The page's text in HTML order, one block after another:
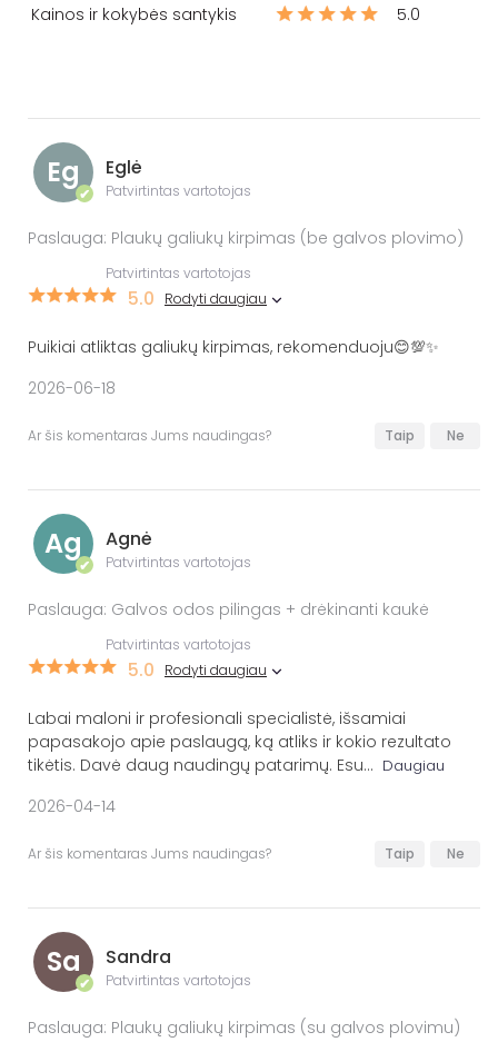
Kainos ir kokybės santykis
5.0
Eg
✔
Eglė
Patvirtintas vartotojas
Paslauga: Plaukų galiukų kirpimas (be galvos plovimo)
Patvirtintas vartotojas
5.0 Rodyti daugiau
Puikiai atliktas galiukų kirpimas, rekomenduoju😊💯✨
2026-06-18
Ar šis komentaras Jums naudingas? Taip Ne
Ag
✔
Agnė
Patvirtintas vartotojas
Paslauga: Galvos odos pilingas + drėkinanti kaukė
Patvirtintas vartotojas
5.0 Rodyti daugiau
Labai maloni ir profesionali specialistė, išsamiai
papasakojo apie paslaugą, ką atliks ir kokio rezultato
tikėtis. Davė daug naudingų patarimų. Esu... Daugiau
2026-04-14
Ar šis komentaras Jums naudingas? Taip Ne
Sa
✔
Sandra
Patvirtintas vartotojas
Paslauga: Plaukų galiukų kirpimas (su galvos plovimu)